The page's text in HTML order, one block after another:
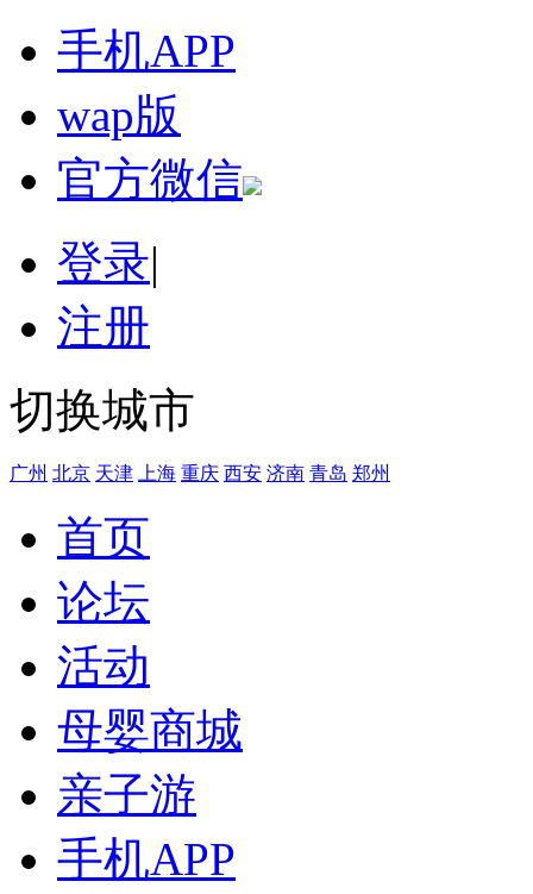
手机APP
wap版
官方微信
登录|
注册
切换城市
广州 北京 天津 上海 重庆 西安 济南 青岛 郑州
首页
论坛
活动
母婴商城
亲子游
手机APP